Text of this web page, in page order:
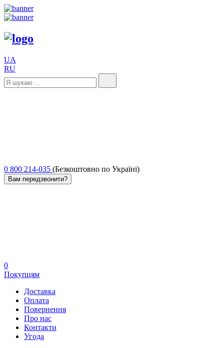
UA
RU
0 800 214-035 (Безкоштовно по Україні)
Вам передзвонити?
0
Покупцям
Доставка
Оплата
Повернення
Про нас
Контакти
Угода